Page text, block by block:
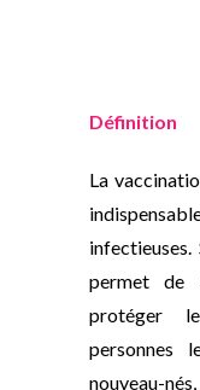
Définition
La
permet de
protéger
personnes
nouveau-